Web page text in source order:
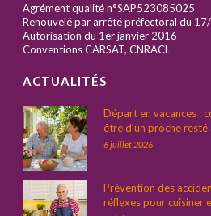
Agrément qualité n°SAP523085025
Renouvelé par arrêté préfectoral du
Autorisation du 1er janvier 2016
Conventions CARSAT, CNRACL
ACTUALITÉS
Départ en vacances :
être d’un proche resté
6 juillet 2026
Prévention des
réflexes pour cuisiner